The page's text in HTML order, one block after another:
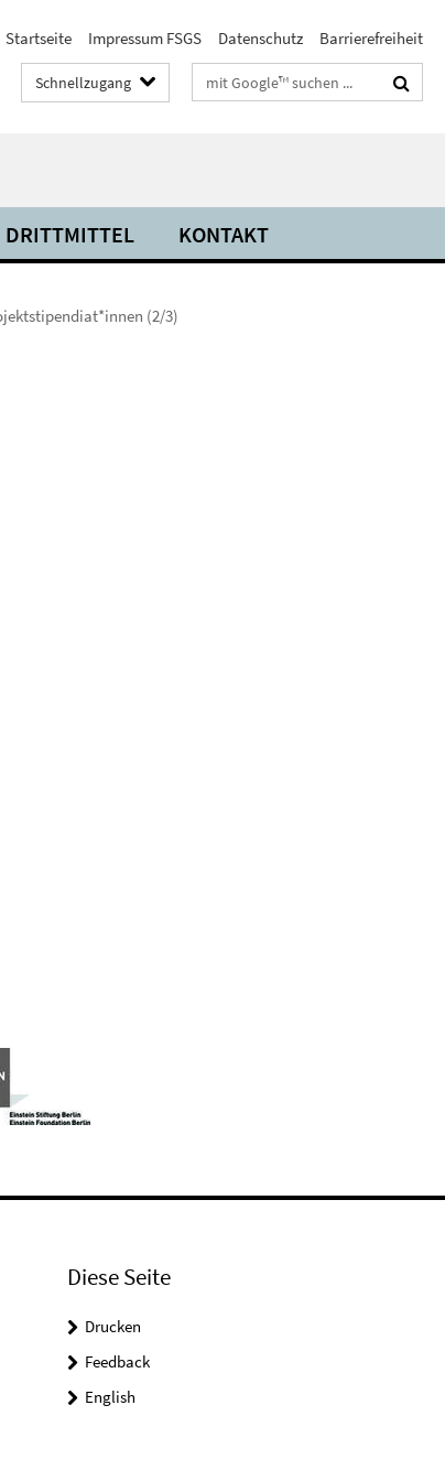
Startseite Impressum FSGS Datenschutz Barrierefreiheit
Schnellzugang Suchbegriffe
DRITTMITTEL KONTAKT
(2/3)
Diese Seite
Drucken
Feedback
English